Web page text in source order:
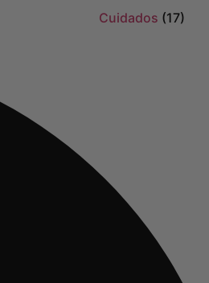
Cuidados (17)